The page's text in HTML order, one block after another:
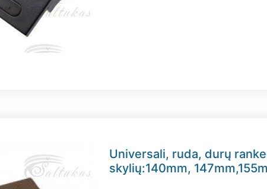
Universali, ruda, durų
skylių:140mm,